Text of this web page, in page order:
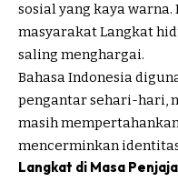
sosial yang kaya
masyarakat Langkat
saling menghargai.
Bahasa Indonesia
pengantar sehari-hari,
masih
mencerminkan
Langkat di Masa